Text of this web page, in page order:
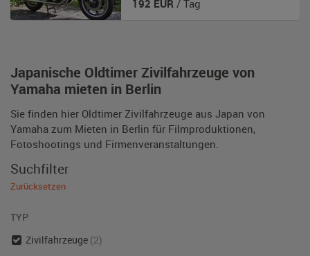
Japanische Oldtimer Zivilfahrzeuge von
Yamaha mieten in Berlin
Sie finden hier Oldtimer Zivilfahrzeuge aus Japan von
Yamaha zum Mieten in Berlin für Filmproduktionen,
Fotoshootings und Firmenveranstaltungen.
192 EUR / Tag
Suchfilter
Zurücksetzen
TYP
Zivilfahrzeuge (2)